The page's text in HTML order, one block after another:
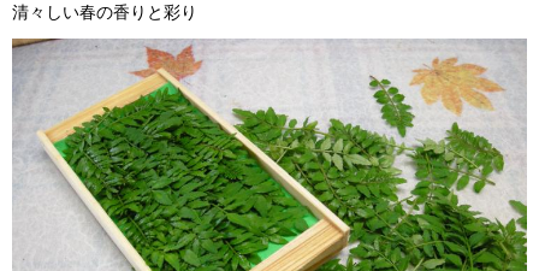
清々しい春の香りと彩り